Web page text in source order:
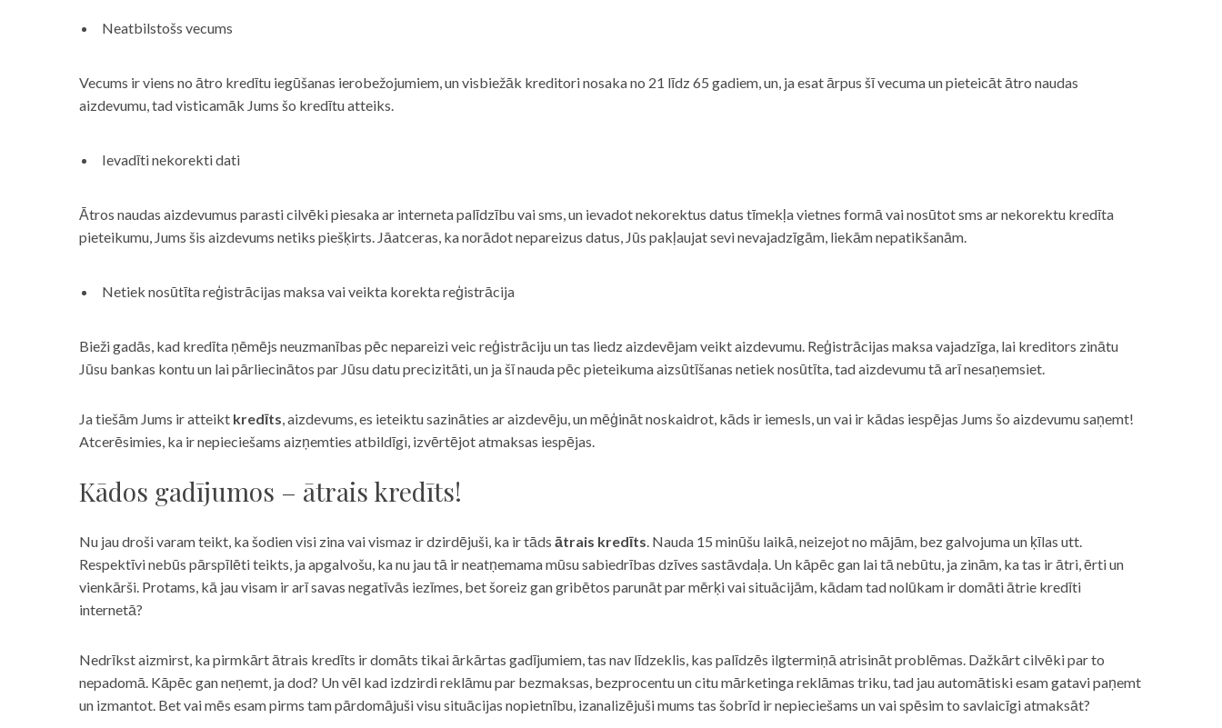
Neatbilstošs vecums
Vecums ir viens no ātro kredītu iegūšanas ierobežojumiem, un visbiežāk kreditori nosaka no 21 līdz 65 gadiem, un, ja esat ārpus šī vecuma un pieteicāt ātro naudas
aizdevumu, tad visticamāk Jums šo kredītu atteiks.
Ievadīti nekorekti dati
Ātros naudas aizdevumus parasti cilvēki piesaka ar interneta palīdzību vai sms, un ievadot nekorektus datus tīmekļa vietnes formā vai nosūtot sms ar nekorektu kredīta
pieteikumu, Jums šis aizdevums netiks piešķirts. Jāatceras, ka norādot nepareizus datus, Jūs pakļaujat sevi nevajadzīgām, liekām nepatikšanām.
Netiek nosūtīta reģistrācijas maksa vai veikta korekta reģistrācija
Bieži gadās, kad kredīta ņēmējs neuzmanības pēc nepareizi veic reģistrāciju un tas liedz aizdevējam veikt aizdevumu. Reģistrācijas maksa vajadzīga, lai kreditors zinātu
Jūsu bankas kontu un lai pārliecinātos par Jūsu datu precizitāti, un ja šī nauda pēc pieteikuma aizsūtīšanas netiek nosūtīta, tad aizdevumu tā arī nesaņemsiet.
Ja tiešām Jums ir atteikt kredīts, aizdevums, es ieteiktu sazināties ar aizdevēju, un mēģināt noskaidrot, kāds ir iemesls, un vai ir kādas iespējas Jums šo aizdevumu saņemt!
Atcerēsimies, ka ir nepieciešams aizņemties atbildīgi, izvērtējot atmaksas iespējas.
Kādos gadījumos – ātrais kredīts!
Nu jau droši varam teikt, ka šodien visi zina vai vismaz ir dzirdējuši, ka ir tāds ātrais kredīts. Nauda 15 minūšu laikā, neizejot no mājām, bez galvojuma un ķīlas utt.
Respektīvi nebūs pārspīlēti teikts, ja apgalvošu, ka nu jau tā ir neatņemama mūsu sabiedrības dzīves sastāvdaļa. Un kāpēc gan lai tā nebūtu, ja zinām, ka tas ir ātri, ērti un
vienkārši. Protams, kā jau visam ir arī savas negatīvās iezīmes, bet šoreiz gan gribētos parunāt par mērķi vai situācijām, kādam tad nolūkam ir domāti ātrie kredīti
internetā?
Nedrīkst aizmirst, ka pirmkārt ātrais kredīts ir domāts tikai ārkārtas gadījumiem, tas nav līdzeklis, kas palīdzēs ilgtermiņā atrisināt problēmas. Dažkārt cilvēki par to
nepadomā. Kāpēc gan neņemt, ja dod? Un vēl kad izdzirdi reklāmu par bezmaksas, bezprocentu un citu mārketinga reklāmas triku, tad jau automātiski esam gatavi paņemt
un izmantot. Bet vai mēs esam pirms tam pārdomājuši visu situācijas nopietnību, izanalizējuši mums tas šobrīd ir nepieciešams un vai spēsim to savlaicīgi atmaksāt?